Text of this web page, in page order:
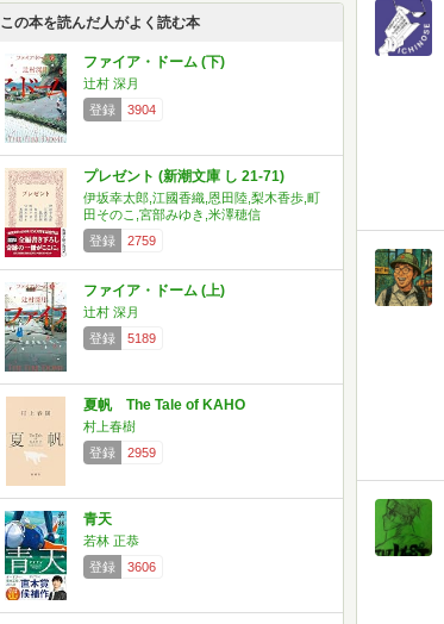
この本を読んだ人がよく読む本
ファイア・ドーム (下)
辻村 深月
登録
3904
プレゼント (新潮文庫 し 21-71)
伊坂幸太郎,江國香織,恩田陸,梨木香歩,町
田そのこ,宮部みゆき,米澤穂信
登録
2759
ファイア・ドーム (上)
辻村 深月
登録
5189
夏帆 The Tale of KAHO
村上春樹
登録
2959
青天
若林 正恭
登録
3606